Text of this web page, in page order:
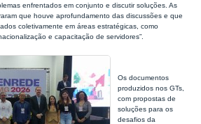
enfrentados em conjunto e discutir soluções. As
que houve aprofundamento das discussões e que
coletivamente em áreas estratégicas, como
e capacitação de servidores”.
Os documentos
produzidos nos GTs,
com propostas de
soluções para os
desafios da